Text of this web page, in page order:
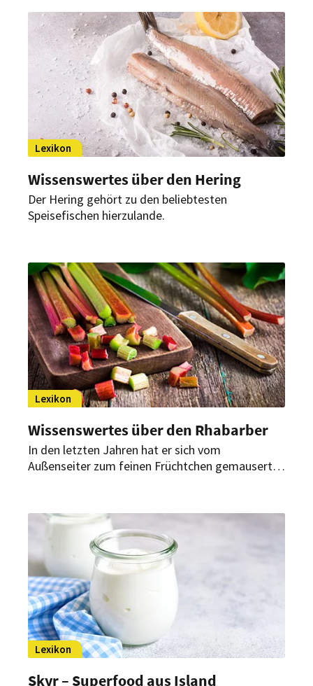
Lexikon
Wissenswertes über den Hering
Der Hering gehört zu den beliebtesten
Speisefischen hierzulande.
Lexikon
Wissenswertes über den Rhabarber
In den letzten Jahren hat er sich vom
Außenseiter zum feinen Früchtchen gemausert:
Lexikon
Skyr – Superfood aus Island